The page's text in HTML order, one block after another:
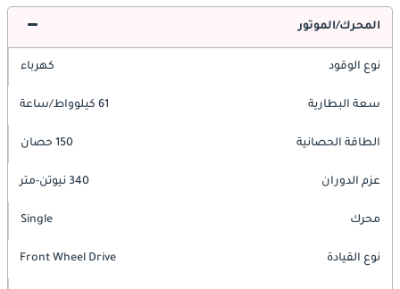
المحرك/الموتور
نوع الوقود كهرباء
سعة البطارية 61 كيلوواط/ساعة
الطاقة الحصانية 150 حصان
عزم الدوران 340 نيوتن-متر
محرك Single
نوع القيادة Front Wheel Drive